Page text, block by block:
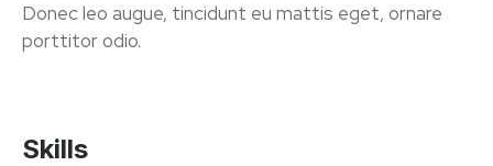
Donec leo augue, tincidunt eu mattis eget, ornare
porttitor odio.
Skills